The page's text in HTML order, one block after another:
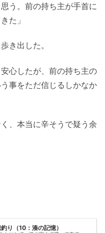
う。前の持ち主が手首に
た」
き出した。
心したが、前の持ち主の
事をただ信じるしかなか
、本当に辛そうで疑う余
り（10：湊の記憶）